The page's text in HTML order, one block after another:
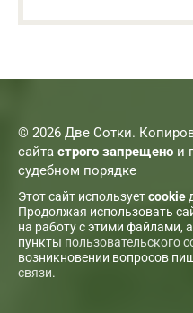
© 2026 Две Сотки.
сайта строго запрещено и
судебном порядке
Этот сайт используетcookie
Продолжая использовать
на работу с этими файлами,
пункты пользовательского
возникновении вопросов
связи.